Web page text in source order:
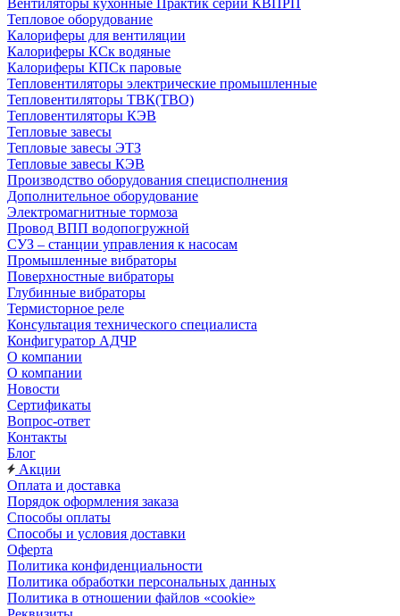
Вентиляторы кухонные Практик серии КВПРП
Тепловое оборудование
Калориферы для вентиляции
Калориферы КСк водяные
Калориферы КПСк паровые
Тепловентиляторы электрические промышленные
Тепловентиляторы ТВК(ТВО)
Тепловентиляторы КЭВ
Тепловые завесы
Тепловые завесы ЭТЗ
Тепловые завесы КЭВ
Производство оборудования специсполнения
Дополнительное оборудование
Электромагнитные тормоза
Провод ВПП водопогружной
СУЗ – станции управления к насосам
Промышленные вибраторы
Поверхностные вибраторы
Глубинные вибраторы
Термисторное реле
Консультация технического специалиста
Конфигуратор АДЧР
О компании
О компании
Новости
Сертификаты
Вопрос-ответ
Контакты
Блог
Акции
Оплата и доставка
Порядок оформления заказа
Способы оплаты
Способы и условия доставки
Оферта
Политика конфиденциальности
Политика обработки персональных данных
Политика в отношении файлов «cookie»